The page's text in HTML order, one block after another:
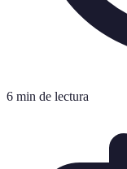
6 min de lectura